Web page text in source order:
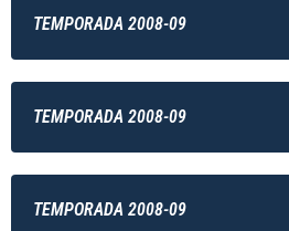
TEMPORADA 2008-09
TEMPORADA 2008-09
TEMPORADA 2008-09